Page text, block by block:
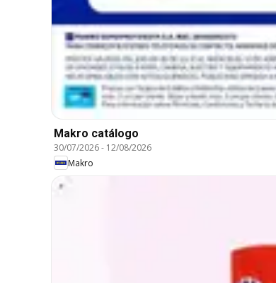
Makro catálogo
30/07/2026- 12/08/2026
Makro